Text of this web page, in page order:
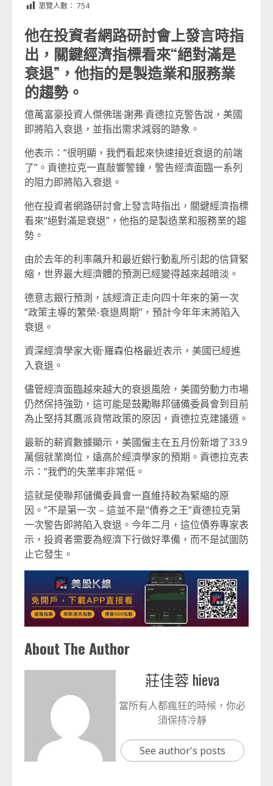
瀏覽人數： 754
他在投資者網路研討會上發言時指
出，關鍵經濟指標看來“絕對滿是
衰退”，他指的是製造業和服務業
的趨勢。
億萬富豪投資人傑佛瑞·謝弗·貢德拉克警告說，美國
即將陷入衰退，並指出需求減弱的跡象。
他表示：“很明顯，我們看起來快速接近衰退的前端
了”。貢德拉克一直敲響警鐘，警告經濟面臨一系列
的阻力即將陷入衰退。
他在投資者網路研討會上發言時指出，關鍵經濟指標
看來“絕對滿是衰退”，他指的是製造業和服務業的趨
勢。
由於去年的利率飆升和最近銀行動亂所引起的信貸緊
縮，世界最大經濟體的預測已經變得越來越暗淡。
德意志銀行預測，該經濟正走向四十年來的第一次
“政策主導的繁榮-衰退周期”，預計今年年末將陷入
衰退。
資深經濟學家大衛·羅森伯格最近表示，美國已經進
入衰退。
儘管經濟面臨越來越大的衰退風險，美國勞動力市場
仍然保持強勁，這可能是鼓勵聯邦儲備委員會到目前
為止堅持其鷹派貨幣政策的原因，貢德拉克建議道。
最新的薪資數據顯示，美國僱主在五月份新增了33.9
萬個就業崗位，遠高於經濟學家的預期。貢德拉克表
示：“我們的失業率非常低。
這就是使聯邦儲備委員會一直維持較為緊縮的原
因。”不是第一次 – 這並不是“債券之王”貢德拉克第
一次警告即將陷入衰退。今年二月，這位債券專家表
示，投資者需要為經濟下行做好準備，而不是試圖防
止它發生。
About The Author
莊佳蓉 hieva
當所有人都瘋狂的時候，你必
須保持冷靜
See author's posts